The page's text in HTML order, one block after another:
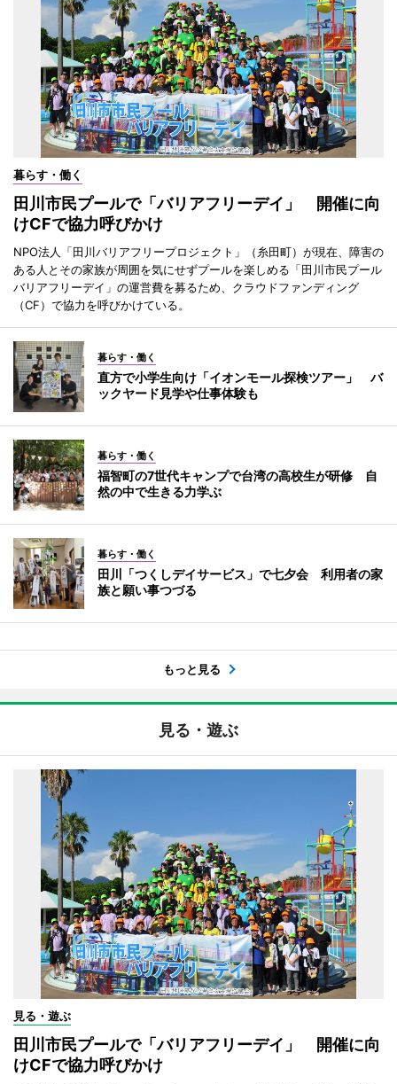
暮らす・働く
田川市民プールで「バリアフリーデイ」 開催に向
けCFで協力呼びかけ
NPO法人「田川バリアフリープロジェクト」（糸田町）が現在、障害の
ある人とその家族が周囲を気にせずプールを楽しめる「田川市民プール
バリアフリーデイ」の運営費を募るため、クラウドファンディング
（CF）で協力を呼びかけている。
暮らす・働く
直方で小学生向け「イオンモール探検ツアー」 バ
ックヤード見学や仕事体験も
暮らす・働く
福智町の7世代キャンプで台湾の高校生が研修 自
然の中で生きる力学ぶ
暮らす・働く
田川「つくしデイサービス」で七夕会 利用者の家
族と願い事つづる
もっと見る
見る・遊ぶ
見る・遊ぶ
田川市民プールで「バリアフリーデイ」 開催に向
けCFで協力呼びかけ